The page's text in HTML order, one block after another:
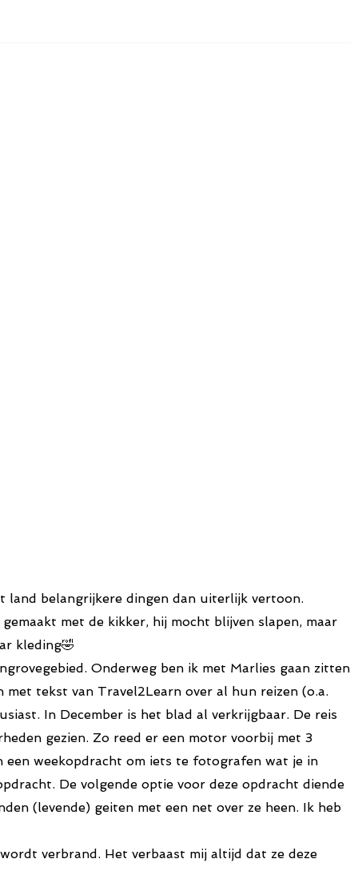
land belangrijkere dingen dan uiterlijk vertoon.
met de kikker, hij mocht blijven slapen, maar
kleding🤣
Onderweg ben ik met Marlies gaan zitten
tekst van Travel2Learn over al hun reizen (o.a.
In December is het blad al verkrijgbaar. De reis
gezien. Zo reed er een motor voorbij met 3
een weekopdracht om iets te fotografen wat je in
De volgende optie voor deze opdracht diende
(levende) geiten met een net over ze heen. Ik heb
verbrand. Het verbaast mij altijd dat ze deze